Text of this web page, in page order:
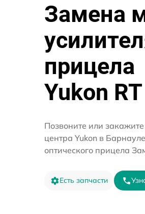
Замена
прицела
Yukon RT
Позвоните или
центра Yukon в
оптического прицела
Есть запчасти